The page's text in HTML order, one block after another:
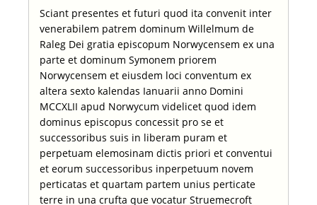
Sciant presentes et futuri quod ita convenit inter
venerabilem patrem dominum Willelmum de
Raleg Dei gratia episcopum Norwycensem ex una
parte et dominum Symonem priorem
Norwycensem et eiusdem loci conventum ex
altera sexto kalendas Ianuarii anno Domini
MCCXLII apud Norwycum videlicet quod idem
dominus episcopus concessit pro se et
successoribus suis in liberam puram et
perpetuam elemosinam dictis priori et conventui
et eorum successoribus inperpetuum novem
perticatas et quartam partem unius perticate
terre in una crufta que vocatur Struemecroft